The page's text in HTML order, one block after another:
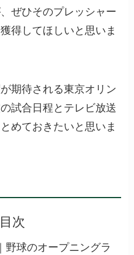
ぜひそのプレッシャー
得してほしいと思いま
期待される東京オリン
試合日程とテレビ放送
めておきたいと思いま
目次
野球のオープニングラ